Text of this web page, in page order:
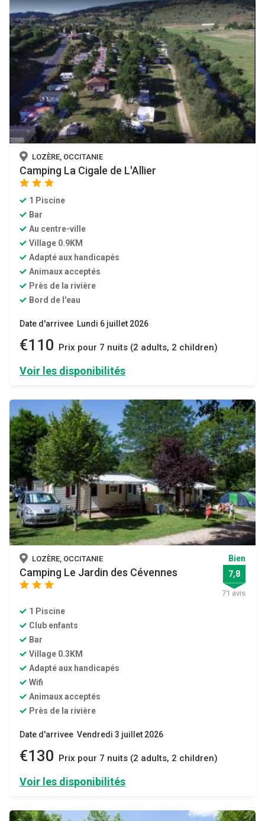
LOZÈRE, OCCITANIE
Camping La Cigale de L'Allier
star star
1 Piscine
Bar
Au centre-ville
Village 0.9KM
Adapté aux handicapés
Animaux acceptés
Près de la rivière
Bord de l'eau
Date d'arrivee Lundi 6 juillet 2026
€110 Prix ​​pour 7 nuits (2 adults, 2 children)
Voir les disponibilités
LOZÈRE, OCCITANIE
Camping Le Jardin des Cévennes
star star
Bien
7,8
71 avis
1 Piscine
Club enfants
Bar
Village 0.3KM
Adapté aux handicapés
Wifi
Animaux acceptés
Près de la rivière
Date d'arrivee Vendredi 3 juillet 2026
€130 Prix ​​pour 7 nuits (2 adults, 2 children)
Voir les disponibilités